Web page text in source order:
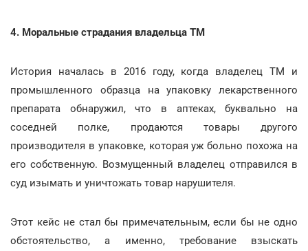
4. Моральные страдания владельца ТМ
История началась в 2016 году, когда владелец ТМ и
промышленного образца на упаковку лекарственного
препарата обнаружил, что в аптеках, буквально на
соседней полке, продаются товары другого
производителя в упаковке, которая уж больно похожа на
его собственную. Возмущенный владелец отправился в
суд изымать и уничтожать товар нарушителя.
Этот кейс не стал бы примечательным, если бы не одно
обстоятельство, а именно, требование взыскать